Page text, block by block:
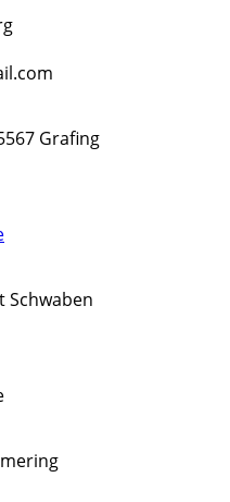
Grafing
Schwaben